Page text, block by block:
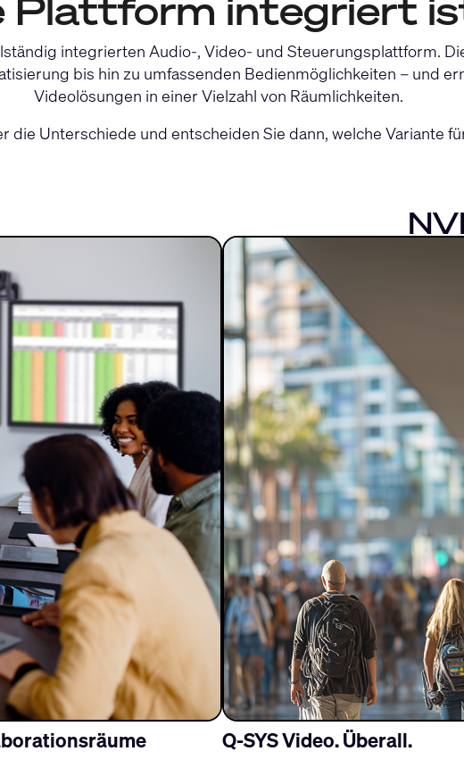
Plattform integriert
integrierten Audio-, Video- und Steuerungsplattform.
bis hin zu umfassenden Bedienmöglichkeiten – und
Videolösungen in einer Vielzahl von Räumlichkeiten.
die Unterschiede und entscheiden Sie dann, welche Variante
Q‑SYS Video. Überall.